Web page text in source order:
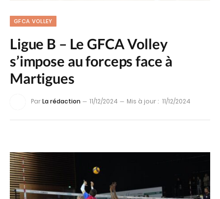
GFCA VOLLEY
Ligue B – Le GFCA Volley
s’impose au forceps face à
Martigues
ParLa rédaction 11/12/2024 Mis à jour : 11/12/2024